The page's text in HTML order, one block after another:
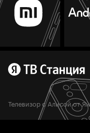
Телевизор с Алисой от